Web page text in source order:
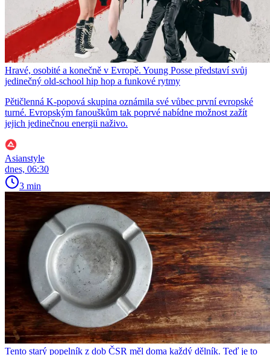
Hravé, osobité a konečně v Evropě. Young Posse představí svůj
jedinečný old-school hip hop a funkové rytmy
Pětičlenná K-popová skupina oznámila své vůbec první evropské
turné. Evropským fanouškům tak poprvé nabídne možnost zažít
jejich jedinečnou energii naživo.
Asianstyle
dnes, 06:30
3 min
Tento starý popelník z dob ČSR měl doma každý dělník. Teď je to